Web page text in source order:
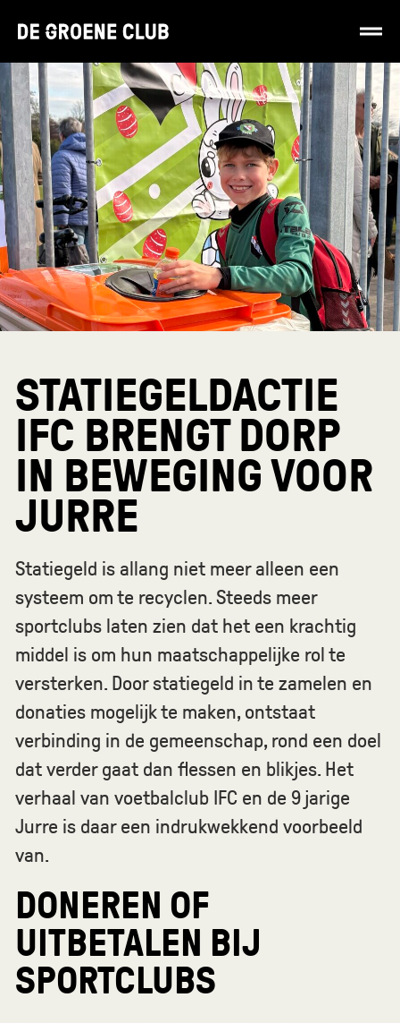
STATIEGELDACTIE
IFC BRENGT DORP
IN BEWEGING VOOR
JURRE
Statiegeld is allang niet meer alleen een
systeem om te recyclen. Steeds meer
sportclubs laten zien dat het een krachtig
middel is om hun maatschappelijke rol te
versterken. Door statiegeld in te zamelen en
donaties mogelijk te maken, ontstaat
verbinding in de gemeenschap, rond een doel
dat verder gaat dan flessen en blikjes. Het
verhaal van voetbalclub IFC en de 9 jarige
Jurre is daar een indrukwekkend voorbeeld
van.
DONEREN OF
UITBETALEN BIJ
SPORTCLUBS